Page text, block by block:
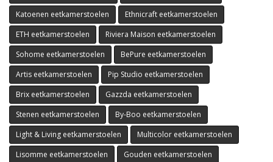
Katoenen eetkamerstoelen
Ethnicraft eetkamerstoelen
ETH eetkamerstoelen
Riviera Maison eetkamerstoelen
Sohome eetkamerstoelen
BePure eetkamerstoelen
Artis eetkamerstoelen
Pip Studio eetkamerstoelen
Brix eetkamerstoelen
Gazzda eetkamerstoelen
Stenen eetkamerstoelen
By-Boo eetkamerstoelen
Light & Living eetkamerstoelen
Multicolor eetkamerstoelen
Lisomme eetkamerstoelen
Gouden eetkamerstoelen